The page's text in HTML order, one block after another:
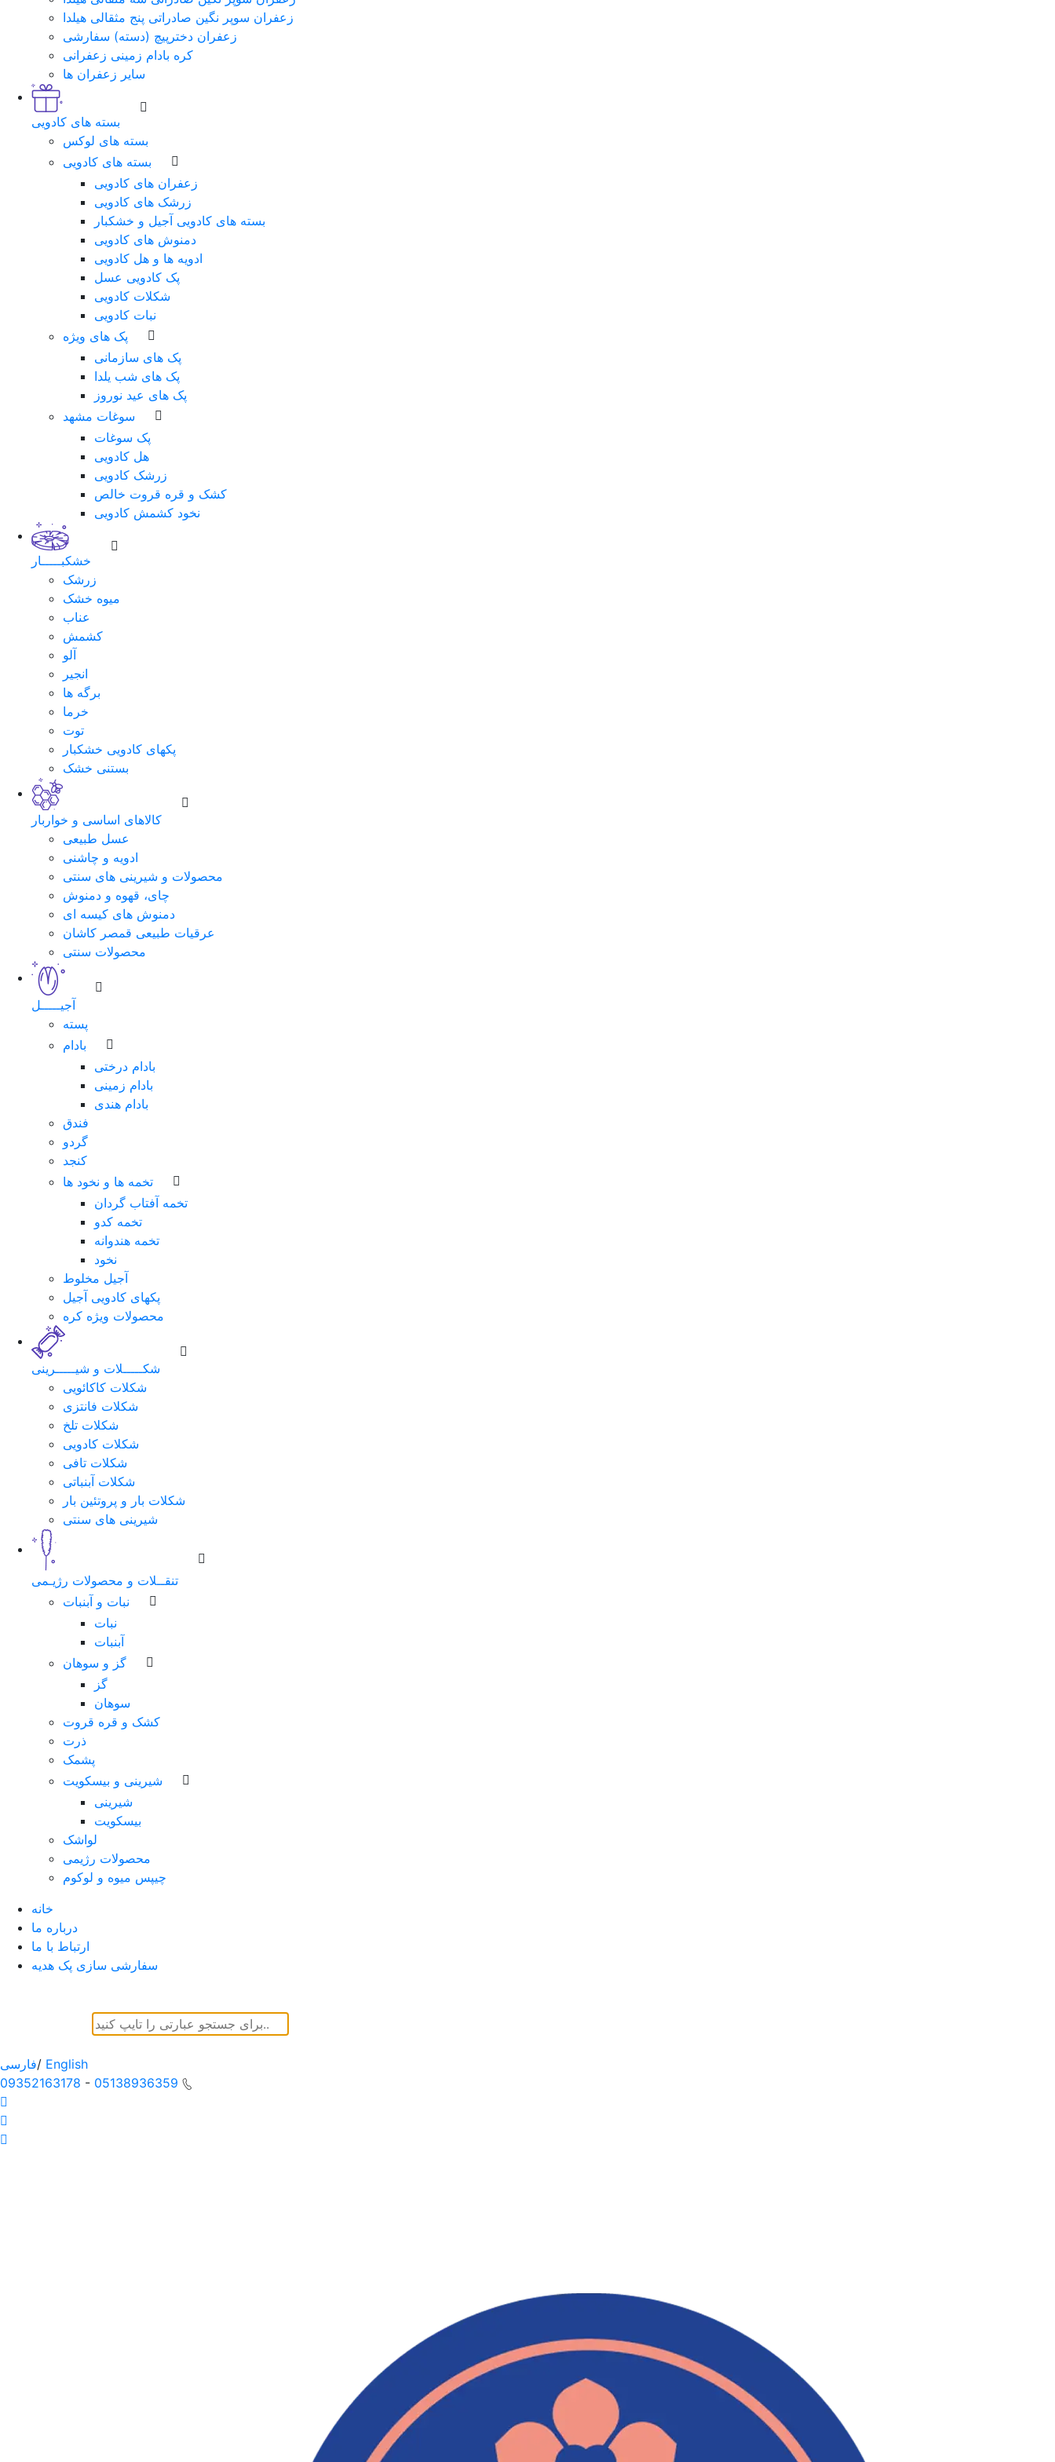
زعفران سوپر نگین صادراتی پنج مثقالی هیلدا
زعفران دخترپیچ (دسته) سفارشی
کره بادام زمینی زعفرانی
سایر زعفران ها
بسته های کادویی
بسته های لوکس
بسته های کادویی
زعفران های کادویی
زرشک های کادویی
بسته های کادویی آجیل و خشکبار
دمنوش های کادویی
ادویه ها و هل کادویی
پک کادویی عسل
شکلات کادویی
نبات کادویی
پک های ویژه
پک های سازمانی
پک های شب یلدا
پک های عید نوروز
سوغات مشهد
پک سوغات
هل کادویی
زرشک کادویی
کشک و قره قروت خالص
نخود کشمش کادویی
خشکبـــــار
زرشک
میوه خشک
عناب
کشمش
آلو
انجیر
برگه ها
خرما
توت
پکهای کادویی خشکبار
بستنی خشک
کالاهای اساسی و خواربار
عسل طبیعی
ادویه و چاشنی
محصولات و شیرینی های سنتی
چای، قهوه و دمنوش
دمنوش های کیسه ای
عرقیات طبیعی قمصر کاشان
محصولات سنتی
آجیـــــل
پسته
بادام
بادام درختی
بادام زمینی
بادام هندی
فندق
گردو
کنجد
تخمه ها و نخود ها
تخمه آفتاب گردان
تخمه کدو
تخمه هندوانه
نخود
آجیل مخلوط
پکهای کادویی آجیل
محصولات ویژه کره
شکـــــلات و شیـــــرینی
شکلات کاکائویی
شکلات فانتزی
شکلات تلخ
شکلات کادویی
شکلات تافی
شکلات آبنباتی
شکلات بار و پروتئین بار
شیرینی های سنتی
تنقــلات و محصولات رژیـمی
نبات و آبنبات
نبات
آبنبات
گز و سوهان
گز
سوهان
کشک و قره قروت
ذرت
پشمک
شیرینی و بیسکویت
شیرینی
بیسکویت
لواشک
محصولات رژیمی
چیپس میوه و لوکوم
خانه
درباره ما
ارتباط با ما
سفارشی سازی پک هدیه
فارسی/ English
09352163178 - 05138936359
لطفا
برای
ورود
فرم
تکمیل
نمایید.
شماره
همراه